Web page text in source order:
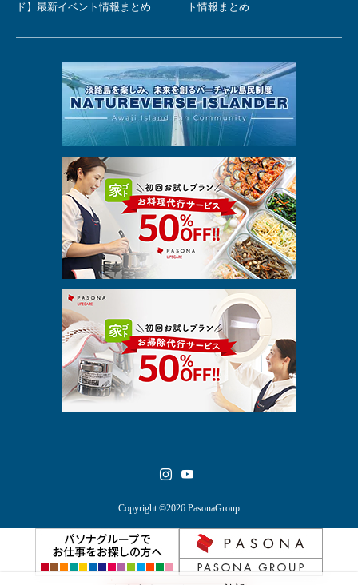
ド】最新イベント情報まとめ
ト情報まとめ
Copyright ©2026 PasonaGroup